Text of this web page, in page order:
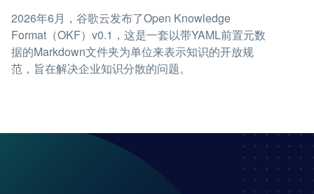
2026年6月，谷歌云发布了Open Knowledge
Format（OKF）v0.1，这是一套以带YAML前置元数
据的Markdown文件夹为单位来表示知识的开放规
范，旨在解决企业知识分散的问题。